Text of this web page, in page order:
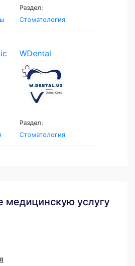
Раздел:
Стоматология
WDental
Раздел:
Стоматология
медицинскую услугу